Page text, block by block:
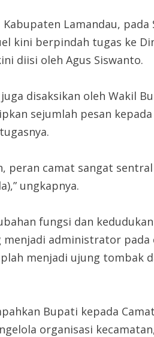
Lamandau, pada
kini berpindah tugas ke
diisi oleh Agus Siswanto.
disaksikan oleh Wakil
sejumlah pesan
peran camat sangat
ungkapnya.
fungsi dan
administrator pada
menjadi ujung tombak
Bupati kepada
organisasi